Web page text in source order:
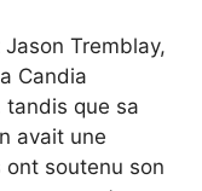
Tremblay,
Candia
tandis que sa
avait une
soutenu son